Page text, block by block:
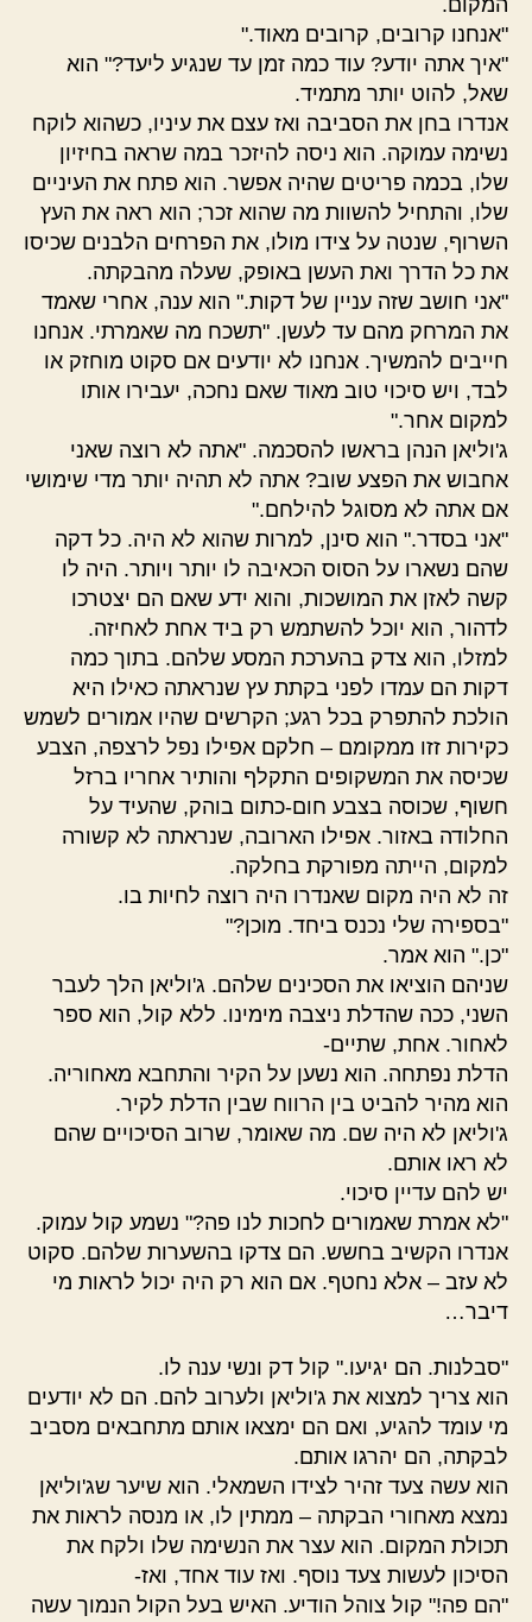
"אנחנו קרובים, קרובים מאוד."
"איך אתה יודע? עוד כמה זמן עד שנגיע ליעד?" הוא
שאל, להוט יותר מתמיד.
אנדרו בחן את הסביבה ואז עצם את עיניו, כשהוא לוקח
נשימה עמוקה. הוא ניסה להיזכר במה שראה בחיזיון
שלו, בכמה פריטים שהיה אפשר. הוא פתח את העיניים
שלו, והתחיל להשוות מה שהוא זכר; הוא ראה את העץ
השרוף, שנטה על צידו מולו, את הפרחים הלבנים שכיסו
את כל הדרך ואת העשן באופק, שעלה מהבקתה.
"אני חושב שזה עניין של דקות." הוא ענה, אחרי שאמד
את המרחק מהם עד לעשן. "תשכח מה שאמרתי. אנחנו
חייבים להמשיך. אנחנו לא יודעים אם סקוט מוחזק או
לבד, ויש סיכוי טוב מאוד שאם נחכה, יעבירו אותו
למקום אחר."
ג'וליאן הנהן בראשו להסכמה. "אתה לא רוצה שאני
אחבוש את הפצע שוב? אתה לא תהיה יותר מדי שימושי
אם אתה לא מסוגל להילחם."
"אני בסדר." הוא סינן, למרות שהוא לא היה. כל דקה
שהם נשארו על הסוס הכאיבה לו יותר ויותר. היה לו
קשה לאזן את המושכות, והוא ידע שאם הם יצטרכו
לדהור, הוא יוכל להשתמש רק ביד אחת לאחיזה.
למזלו, הוא צדק בהערכת המסע שלהם. בתוך כמה
דקות הם עמדו לפני בקתת עץ שנראתה כאילו היא
הולכת להתפרק בכל רגע; הקרשים שהיו אמורים לשמש
כקירות זזו ממקומם – חלקם אפילו נפל לרצפה, הצבע
שכיסה את המשקופים התקלף והותיר אחריו ברזל
חשוף, שכוסה בצבע חום-כתום בוהק, שהעיד על
החלודה באזור. אפילו הארובה, שנראתה לא קשורה
למקום, הייתה מפורקת בחלקה.
זה לא היה מקום שאנדרו היה רוצה לחיות בו.
"בספירה שלי נכנס ביחד. מוכן?"
"כן." הוא אמר.
שניהם הוציאו את הסכינים שלהם. ג'וליאן הלך לעבר
השני, ככה שהדלת ניצבה מימינו. ללא קול, הוא ספר
לאחור. אחת, שתיים-
הדלת נפתחה. הוא נשען על הקיר והתחבא מאחוריה.
הוא מהיר להביט בין הרווח שבין הדלת לקיר.
ג'וליאן לא היה שם. מה שאומר, שרוב הסיכויים שהם
לא ראו אותם.
יש להם עדיין סיכוי.
"לא אמרת שאמורים לחכות לנו פה?" נשמע קול עמוק.
אנדרו הקשיב בחשש. הם צדקו בהשערות שלהם. סקוט
לא עזב – אלא נחטף. אם הוא רק היה יכול לראות מי
דיבר…
"סבלנות. הם יגיעו." קול דק ונשי ענה לו.
הוא צריך למצוא את ג'וליאן ולערוב להם. הם לא יודעים
מי עומד להגיע, ואם הם ימצאו אותם מתחבאים מסביב
לבקתה, הם יהרגו אותם.
הוא עשה צעד זהיר לצידו השמאלי. הוא שיער שג'וליאן
נמצא מאחורי הבקתה – ממתין לו, או מנסה לראות את
תכולת המקום. הוא עצר את הנשימה שלו ולקח את
הסיכון לעשות צעד נוסף. ואז עוד אחד, ואז-
"הם פה!" קול צוהל הודיע. האיש בעל הקול הנמוך עשה